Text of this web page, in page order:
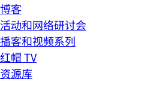
博客
活动和网络研讨会
播客和视频系列
红帽 TV
资源库